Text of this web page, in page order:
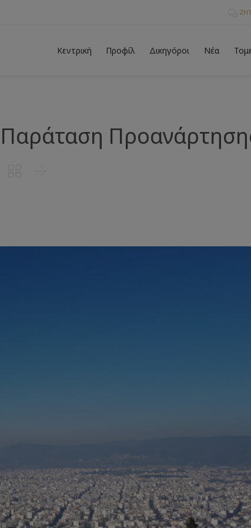
Κεντρική Προφίλ Δικηγόροι Νέα
Παράταση